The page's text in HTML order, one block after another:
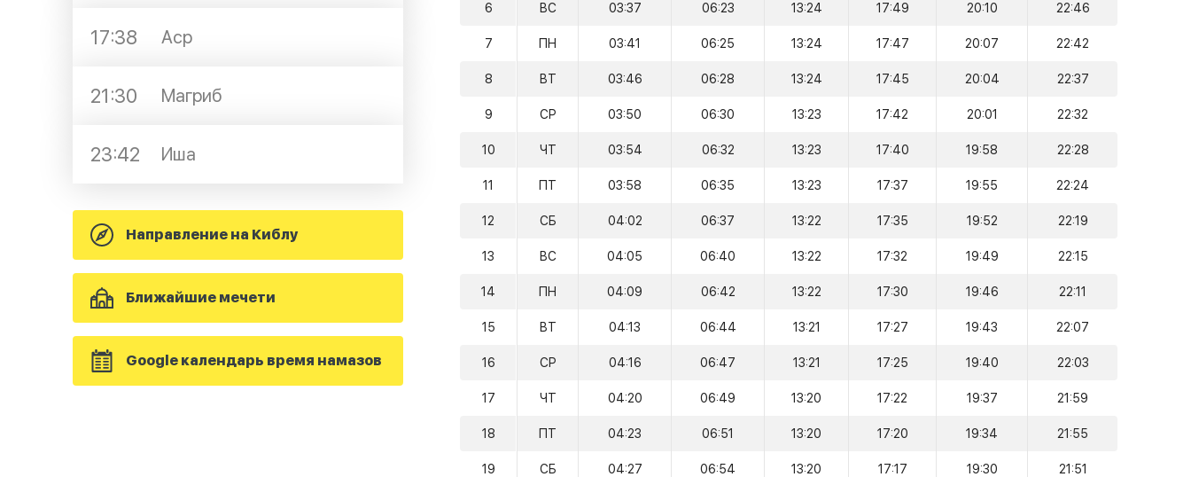
17:38 Аср
21:30 Магриб
23:42 Иша
Направление на Киблу
Ближайшие мечети
Google календарь время намазов
6 ВС 03:37 06:23 13:24 17:49 20:10 22:46
7 ПН 03:41 06:25 13:24 17:47 20:07 22:42
8 ВТ 03:46 06:28 13:24 17:45 20:04 22:37
9 СР 03:50 06:30 13:23 17:42 20:01 22:32
10 ЧТ 03:54 06:32 13:23 17:40 19:58 22:28
11 ПТ 03:58 06:35 13:23 17:37 19:55 22:24
12 СБ 04:02 06:37 13:22 17:35 19:52 22:19
13 ВС 04:05 06:40 13:22 17:32 19:49 22:15
14 ПН 04:09 06:42 13:22 17:30 19:46 22:11
15 ВТ 04:13 06:44 13:21 17:27 19:43 22:07
16 СР 04:16 06:47 13:21 17:25 19:40 22:03
17 ЧТ 04:20 06:49 13:20 17:22 19:37 21:59
18 ПТ 04:23 06:51 13:20 17:20 19:34 21:55
19 СБ 04:27 06:54 13:20 17:17 19:30 21:51